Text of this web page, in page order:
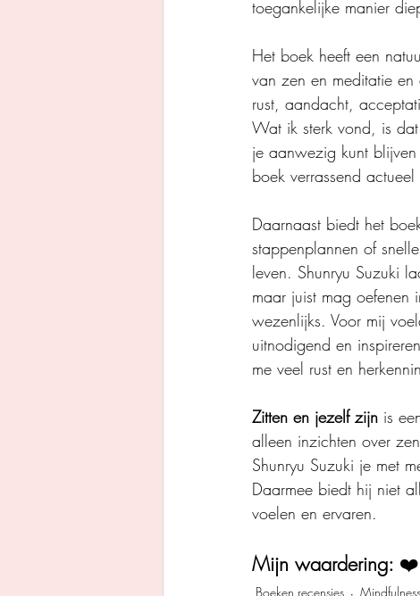
toegankelijke manier
Het boek heeft een
van zen en meditatie en
rust, aandacht,
Wat ik sterk vond, is
je aanwezig kunt
boek verrassend
Daarnaast biedt het
stappenplannen of
leven. Shunryu Suzuki
maar juist mag
wezenlijks. Voor mij
uitnodigend en
me veel rust en
Zitten en jezelf zijn is
alleen inzichten over
Shunryu Suzuki je met
Daarmee biedt hij niet
voelen en ervaren.
Mijn waardering:
Boeken recensies Mindfulness